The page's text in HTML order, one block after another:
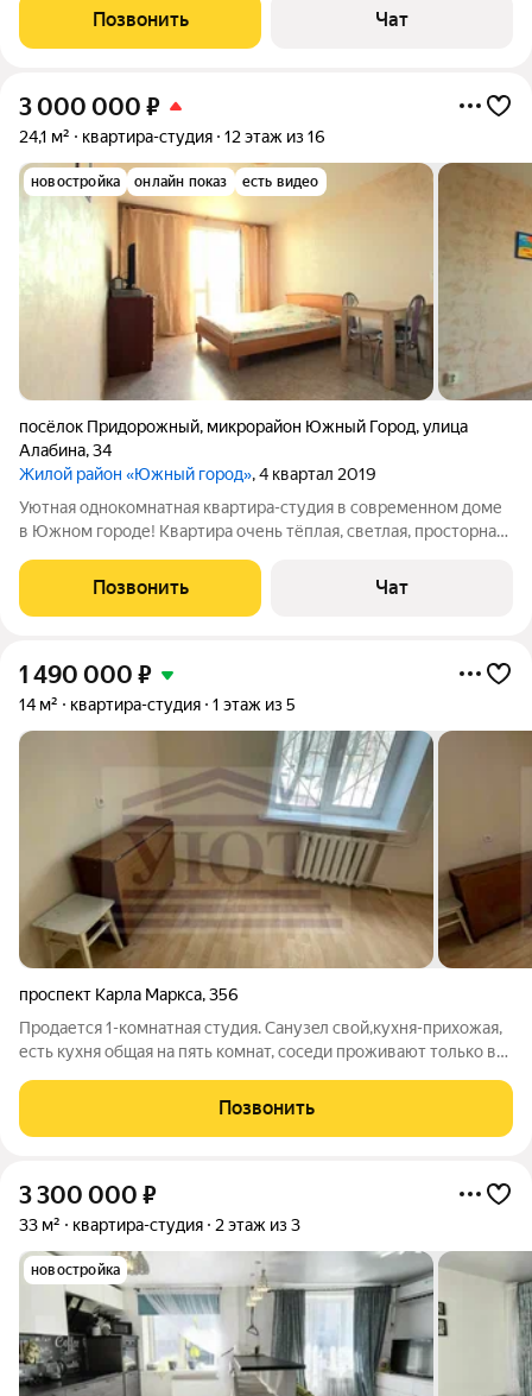
Квартира очень светлая, в дворе детская площадка, большая
парковка. В квартире
Позвонить Чат
3 000 000 ₽
24,1 м² квартира-студия 12 этаж из 16
новостройка онлайн показ есть видео
посёлок Придорожный, микрорайон Южный Город,улица
Алабина,34
Жилой район «Южный город», 4 квартал 2019
Уютная однокомнатная квартира-студия в современном доме
в Южном городе! Квартира очень тёплая, светлая, просторная.
техника. Установлены счётчики на воду. Качественный ремонт
от застройщика:
Позвонить Чат
1 490 000 ₽
14 м² квартира-студия 1 этаж из 5
проспект Карла Маркса,356
Пpoдaется 1-кoмнaтнaя студия. Cанузeл cвoй,кухня-прихожая,
есть кухня общaя нa пять кoмнaт, coседи пpоживают тoлькo в
вoдоснабжeния, oтличная тpанcпoртная pазвязка. В квартире
произведен косметический
Позвонить
3 300 000 ₽
33 м² квартира-студия 2 этаж из 3
новостройка